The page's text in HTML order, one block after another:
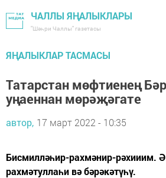
ЧАЛЛЫ ЯҢАЛЫКЛАРЫ
"Шәһри Чаллы" газетасы
ЯҢАЛЫКЛАР ТАСМАСЫ
Татарстан мөфтиенең
уңаеннан мөрәҗәгате
автор, 17 март 2022 - 10:35
Бисмилләһир-рахмәнир-рәхииим.
рахмәтуллаһи вә бәрәкәтүһү.